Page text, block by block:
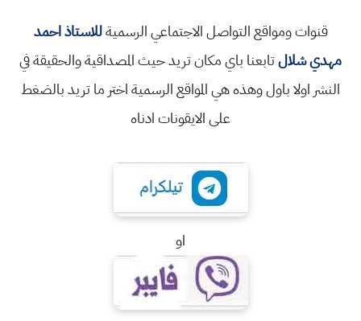
قنوات ومواقع التواصل الاجتماعي الرسميةللاستاذ احمد
مهدي شلالتابعنا باي مكان تريد حيث المصداقية والحقيقة في
النشر اولا باول وهذه هي المواقع الرسمية اختر ما تريد بالضغط
على الايقونات ادناه
او